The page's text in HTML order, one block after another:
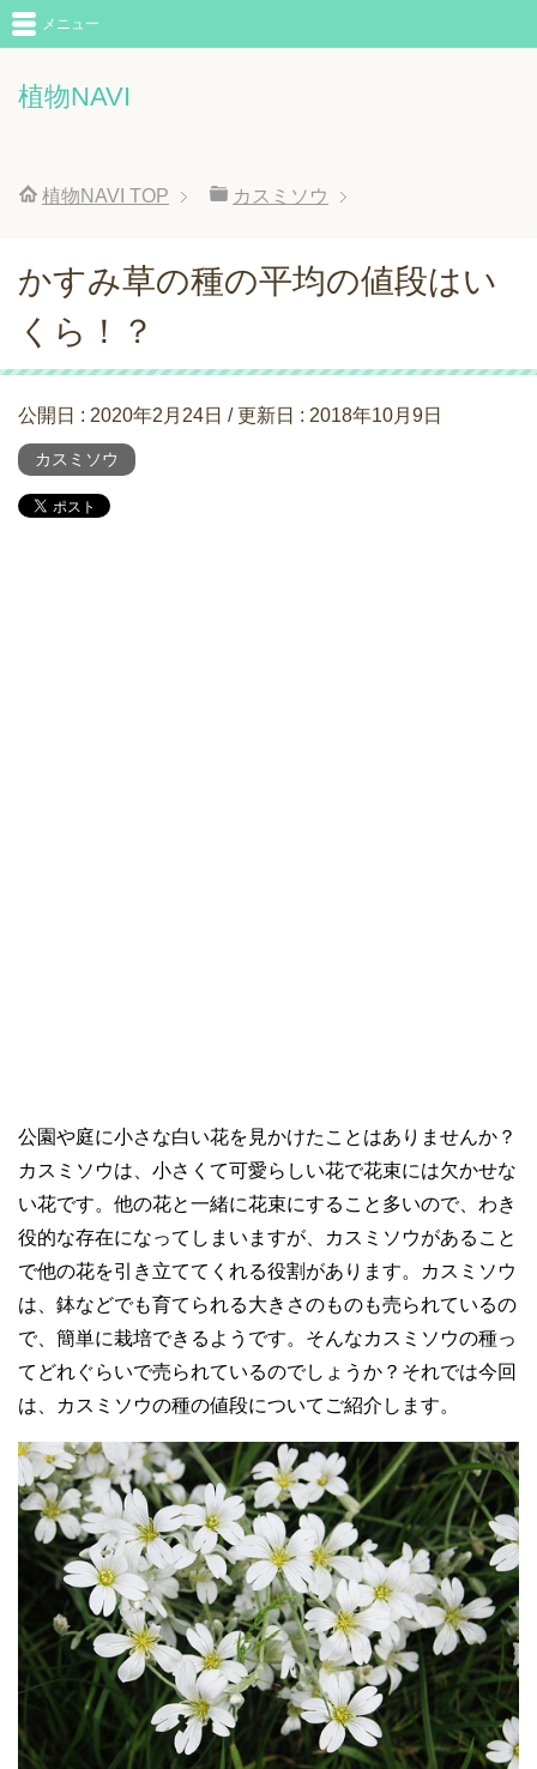
植物NAVI
メニュー
植物NAVI TOP カスミソウ
かすみ草の種の平均の値段はい
くら！？
公開日 : 2020年2月24日 / 更新日 : 2018年10月9日
カスミソウ
公園や庭に小さな白い花を見かけたことはありませんか？
カスミソウは、小さくて可愛らしい花で花束には欠かせな
い花です。他の花と一緒に花束にすること多いので、わき
役的な存在になってしまいますが、カスミソウがあること
で他の花を引き立ててくれる役割があります。カスミソウ
は、鉢などでも育てられる大きさのものも売られているの
で、簡単に栽培できるようです。そんなカスミソウの種っ
てどれぐらいで売られているのでしょうか？それでは今回
は、カスミソウの種の値段についてご紹介します。